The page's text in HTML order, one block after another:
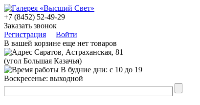
+7 (8452) 52-49-29
Заказать звонок
Регистрация
Войти
В вашей корзине еще нет товаров
Саратов, Астраханская, 81
(угол Большая Казачья)
В будние дни: с 10 до 19
Воскресенье: выходной